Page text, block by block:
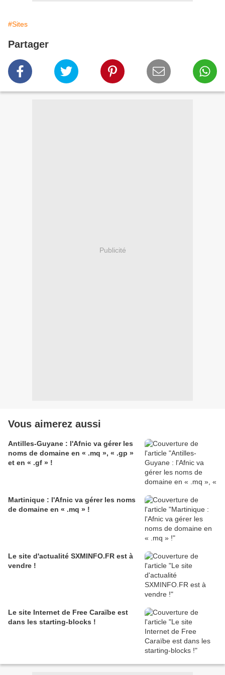
#Sites
Partager
Publicité
Vous aimerez aussi
Antilles-Guyane : l'Afnic va gérer les
noms de domaine en « .mq », « .gp »
et en « .gf » !
Martinique : l'Afnic va gérer les noms
de domaine en « .mq » !
Le site d'actualité SXMINFO.FR est à
vendre !
Le site Internet de Free Caraïbe est
dans les starting-blocks !